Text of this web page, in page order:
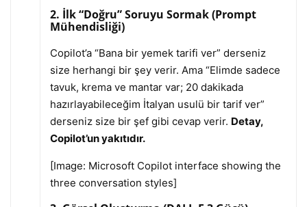
2. İlk “Doğru” Soruyu Sormak (Prompt
Mühendisliği)
Copilot’a “Bana bir yemek tarifi ver” derseniz
size herhangi bir şey verir. Ama “Elimde sadece
tavuk, krema ve mantar var; 20 dakikada
hazırlayabileceğim İtalyan usulü bir tarif ver”
derseniz size bir şef gibi cevap verir. Detay,
Copilot’un yakıtıdır.
[Image: Microsoft Copilot interface showing the
three conversation styles]